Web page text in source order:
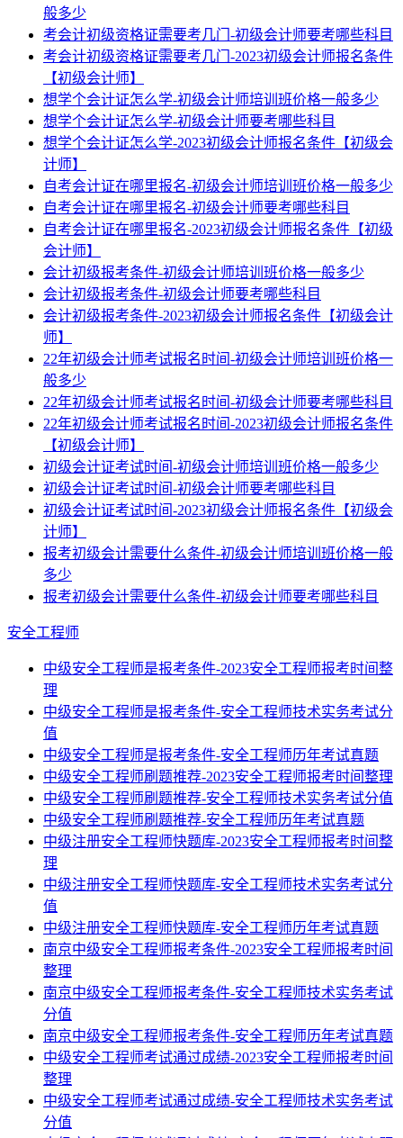
般多少
考会计初级资格证需要考几门-初级会计师要考哪些科目
考会计初级资格证需要考几门-2023初级会计师报名条件
【初级会计师】
想学个会计证怎么学-初级会计师培训班价格一般多少
想学个会计证怎么学-初级会计师要考哪些科目
想学个会计证怎么学-2023初级会计师报名条件【初级会
计师】
自考会计证在哪里报名-初级会计师培训班价格一般多少
自考会计证在哪里报名-初级会计师要考哪些科目
自考会计证在哪里报名-2023初级会计师报名条件【初级
会计师】
会计初级报考条件-初级会计师培训班价格一般多少
会计初级报考条件-初级会计师要考哪些科目
会计初级报考条件-2023初级会计师报名条件【初级会计
师】
22年初级会计师考试报名时间-初级会计师培训班价格一
般多少
22年初级会计师考试报名时间-初级会计师要考哪些科目
22年初级会计师考试报名时间-2023初级会计师报名条件
【初级会计师】
初级会计证考试时间-初级会计师培训班价格一般多少
初级会计证考试时间-初级会计师要考哪些科目
初级会计证考试时间-2023初级会计师报名条件【初级会
计师】
报考初级会计需要什么条件-初级会计师培训班价格一般
多少
报考初级会计需要什么条件-初级会计师要考哪些科目
安全工程师
中级安全工程师是报考条件-2023安全工程师报考时间整
理
中级安全工程师是报考条件-安全工程师技术实务考试分
值
中级安全工程师是报考条件-安全工程师历年考试真题
中级安全工程师刷题推荐-2023安全工程师报考时间整理
中级安全工程师刷题推荐-安全工程师技术实务考试分值
中级安全工程师刷题推荐-安全工程师历年考试真题
中级注册安全工程师快题库-2023安全工程师报考时间整
理
中级注册安全工程师快题库-安全工程师技术实务考试分
值
中级注册安全工程师快题库-安全工程师历年考试真题
南京中级安全工程师报考条件-2023安全工程师报考时间
整理
南京中级安全工程师报考条件-安全工程师技术实务考试
分值
南京中级安全工程师报考条件-安全工程师历年考试真题
中级安全工程师考试通过成绩-2023安全工程师报考时间
整理
中级安全工程师考试通过成绩-安全工程师技术实务考试
分值